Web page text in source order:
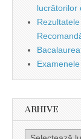
lucrătorilor
ARHIVE
Arhive